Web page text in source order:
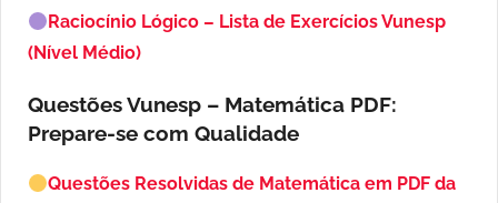
Raciocínio Lógico – Lista de Exercícios Vunesp
(Nível Médio)
Questões Vunesp – Matemática PDF:
Prepare-se com Qualidade
Questões Resolvidas de Matemática em PDF da